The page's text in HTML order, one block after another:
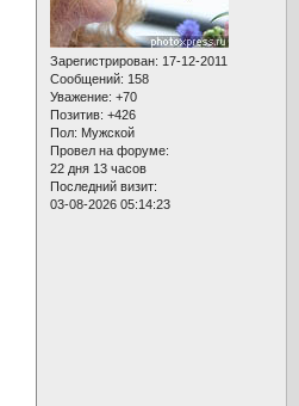
Зарегистрирован: 17-12-2011
Сообщений: 158
Уважение: +70
Позитив: +426
Пол: Мужской
Провел на форуме:
22 дня 13 часов
Последний визит:
03-08-2026 05:14:23